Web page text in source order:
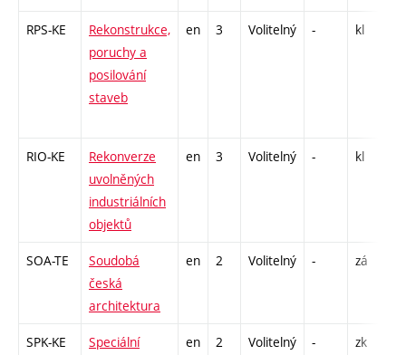
RPS-KE
Rekonstrukce,
poruchy a
posilování
staveb
en 3 Volitelný - kl
RIO-KE
Rekonverze
uvolněných
industriálních
objektů
en 3 Volitelný - kl
SOA-TE
Soudobá
česká
architektura
en 2 Volitelný - zá
SPK-KE
Speciální
en 2 Volitelný - zk